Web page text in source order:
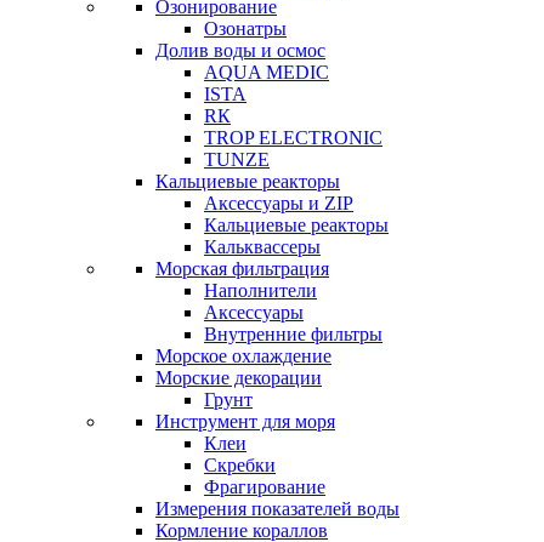
Озонирование
Озонатры
Долив воды и осмос
AQUA MEDIC
ISTA
RК
TROP ELECTRONIC
TUNZE
Кальциевые реакторы
Аксессуары и ZIP
Кальциевые реакторы
Кальквассеры
Морская фильтрация
Наполнители
Аксессуары
Внутренние фильтры
Морское охлаждение
Морские декорации
Грунт
Инструмент для моря
Клеи
Скребки
Фрагирование
Измерения показателей воды
Кормление кораллов